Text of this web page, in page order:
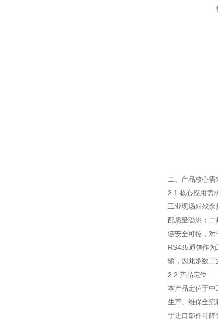
二、产品核心需
2.1 核心应用需
工业现场对残余
配质量隐患；二
链安全可控，对
RS485通信作
输，因此多数工
2.2 产品定位
本产品定位于中
生产、维保全流
于进口部件可降